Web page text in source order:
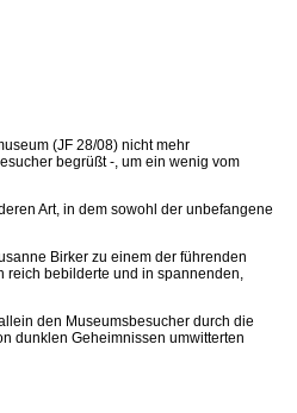
(JF 28/08) nicht mehr
begrüßt -, um ein wenig vom
Art, in dem sowohl der unbefangene
Birker zu einem der führenden
reich bebilderte und in spannenden,
den Museumsbesucher durch die
dunklen Geheimnissen umwitterten